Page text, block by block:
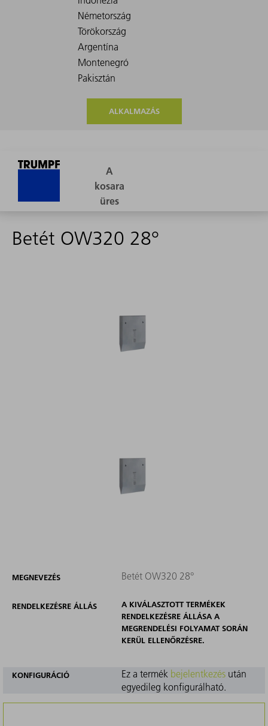
ALKALMAZÁS
Betét OW320 28°
MEGNEVEZÉS Betét OW320 28°
RENDELKEZÉSRE ÁLLÁS
A KIVÁLASZTOTT TERMÉKEK
RENDELKEZÉSRE ÁLLÁSA A
MEGRENDELÉSI FOLYAMAT SORÁN
KERÜL ELLENŐRZÉSRE.
KONFIGURÁCIÓ Ez a termék bejelentkezésután
egyedileg konfigurálható.